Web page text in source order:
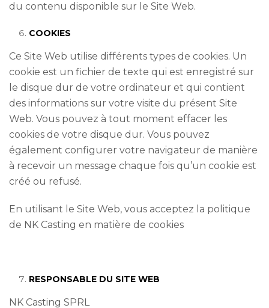
du contenu disponible sur le Site Web.
COOKIES
Ce Site Web utilise différents types de cookies. Un
cookie est un fichier de texte qui est enregistré sur
le disque dur de votre ordinateur et qui contient
des informations sur votre visite du présent Site
Web. Vous pouvez à tout moment effacer les
cookies de votre disque dur. Vous pouvez
également configurer votre navigateur de manière
à recevoir un message chaque fois qu’un cookie est
créé ou refusé.
En utilisant le Site Web, vous acceptez la politique
de NK Casting en matière de cookies
RESPONSABLE DU SITE WEB
NK Casting SPRL